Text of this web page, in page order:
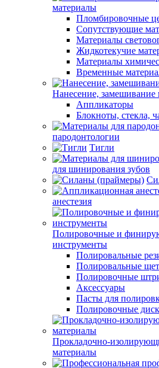
материалы
Пломбировочные
Сопутствующие
Материалы
Жидкотекучие
Материалы
Временные
Нанесение, замешивание
Аппликаторы
Блокноты, стекла,
пародонтологии
Тигли
для шинирования зубов
анестезия
Полировочные и
инструменты
Полировальные
Полировальные
Полировочные
Аксессуары
Пасты для
Полировочные
Прокладочно-
материалы